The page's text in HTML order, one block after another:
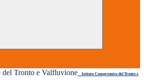
Istituto Comprensivo del Tronto e